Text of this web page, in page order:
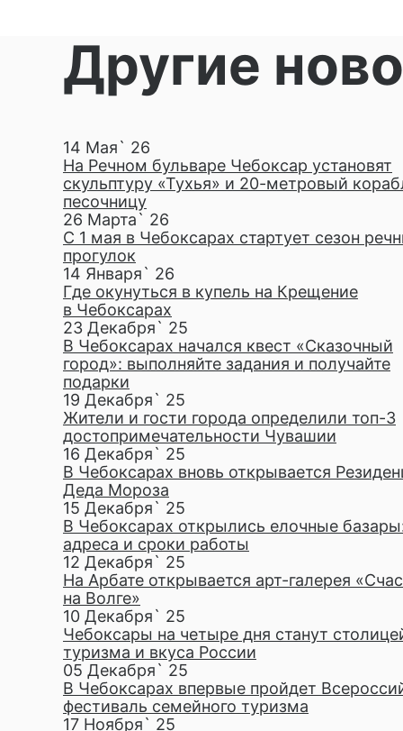
Другие
14 Мая` 26
На Речном бульваре Чебоксар установят
скульптуру «Тухья» и 20-метровый
песочницу
26 Марта` 26
С 1 мая в Чебоксарах стартует сезон
прогулок
14 Января` 26
Где окунуться в купель на Крещение
в Чебоксарах
23 Декабря` 25
В Чебоксарах начался квест «Сказочный
город»: выполняйте задания и получайте
подарки
19 Декабря` 25
Жители и гости города определили топ-3
достопримечательности Чувашии
16 Декабря` 25
В Чебоксарах вновь открывается
Деда Мороза
15 Декабря` 25
В Чебоксарах открылись елочные
адреса и сроки работы
12 Декабря` 25
На Арбате открывается арт-галерея
на Волге»
10 Декабря` 25
Чебоксары на четыре дня станут
туризма и вкуса России
05 Декабря` 25
В Чебоксарах впервые пройдет
фестиваль семейного туризма
17 Ноября` 25